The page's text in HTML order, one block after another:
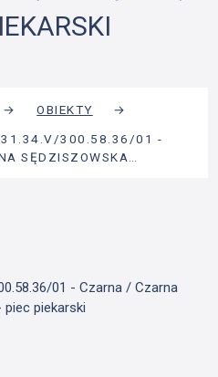
→ OBIEKTY
→
31.34.V/300.58.36/01 -
SĘDZISZOWSKA…
01 - Czarna / Czarna
piekarski